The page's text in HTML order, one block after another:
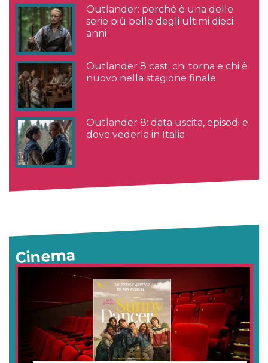
Outlander: perché è una delle
serie più belle degli ultimi dieci
anni
Outlander 8 cast: chi torna e chi è
nuovo nella stagione finale
Outlander 8: data uscita, episodi e
dove vederla in Italia
Cinema